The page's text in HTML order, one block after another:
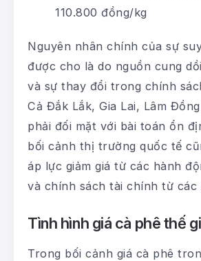
110.800 đồng/kg
Nguyên nhân chính của sự
được cho là do nguồn cung
và sự thay đổi trong chính
Cả Đắk Lắk, Gia Lai, Lâm
phải đối mặt với bài toán ổn
bối cảnh thị trường quốc tế
áp lực giảm giá từ các hành
và chính sách tài chính từ các
Tình hình giá cà phê thế
Trong bối cảnh giá cà phê